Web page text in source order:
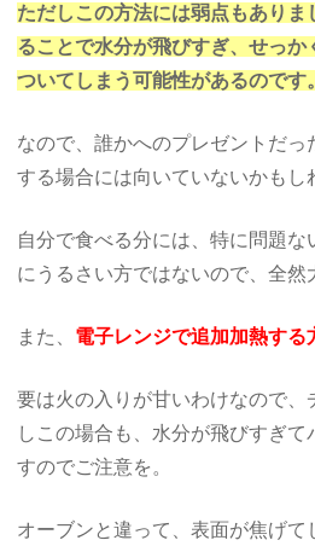
ただしこの方法には弱点もあり
ることで水分が飛びすぎ、せっ
ついてしまう可能性があるのです。
なので、誰かへのプレゼントだっ
する場合には向いていないかもし
自分で食べる分には、特に問題
にうるさい方ではないので、全然
また、 電子レンジで追加加熱する
要は火の入りが甘いわけなので、
しこの場合も、水分が飛びすぎて
すのでご注意を。
オーブンと違って、表面が焦げて